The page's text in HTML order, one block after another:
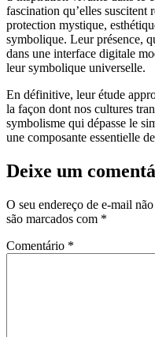
fascination qu’elles suscitent
protection mystique,
symbolique. Leur présence,
dans une interface digitale
leur symbolique universelle.
En définitive, leur étude
la façon dont nos cultures
symbolisme qui dépasse le
une composante essentielle
Deixe um
O seu endereço de e-mail
são marcados com *
Comentário *